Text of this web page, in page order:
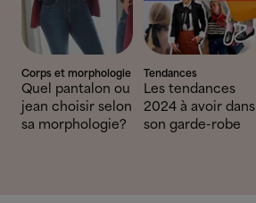
Corps et morphologie
Quel pantalon ou
jean choisir selon
sa morphologie?
Tendances
Les tendances
2024 à avoir dans
son garde-robe